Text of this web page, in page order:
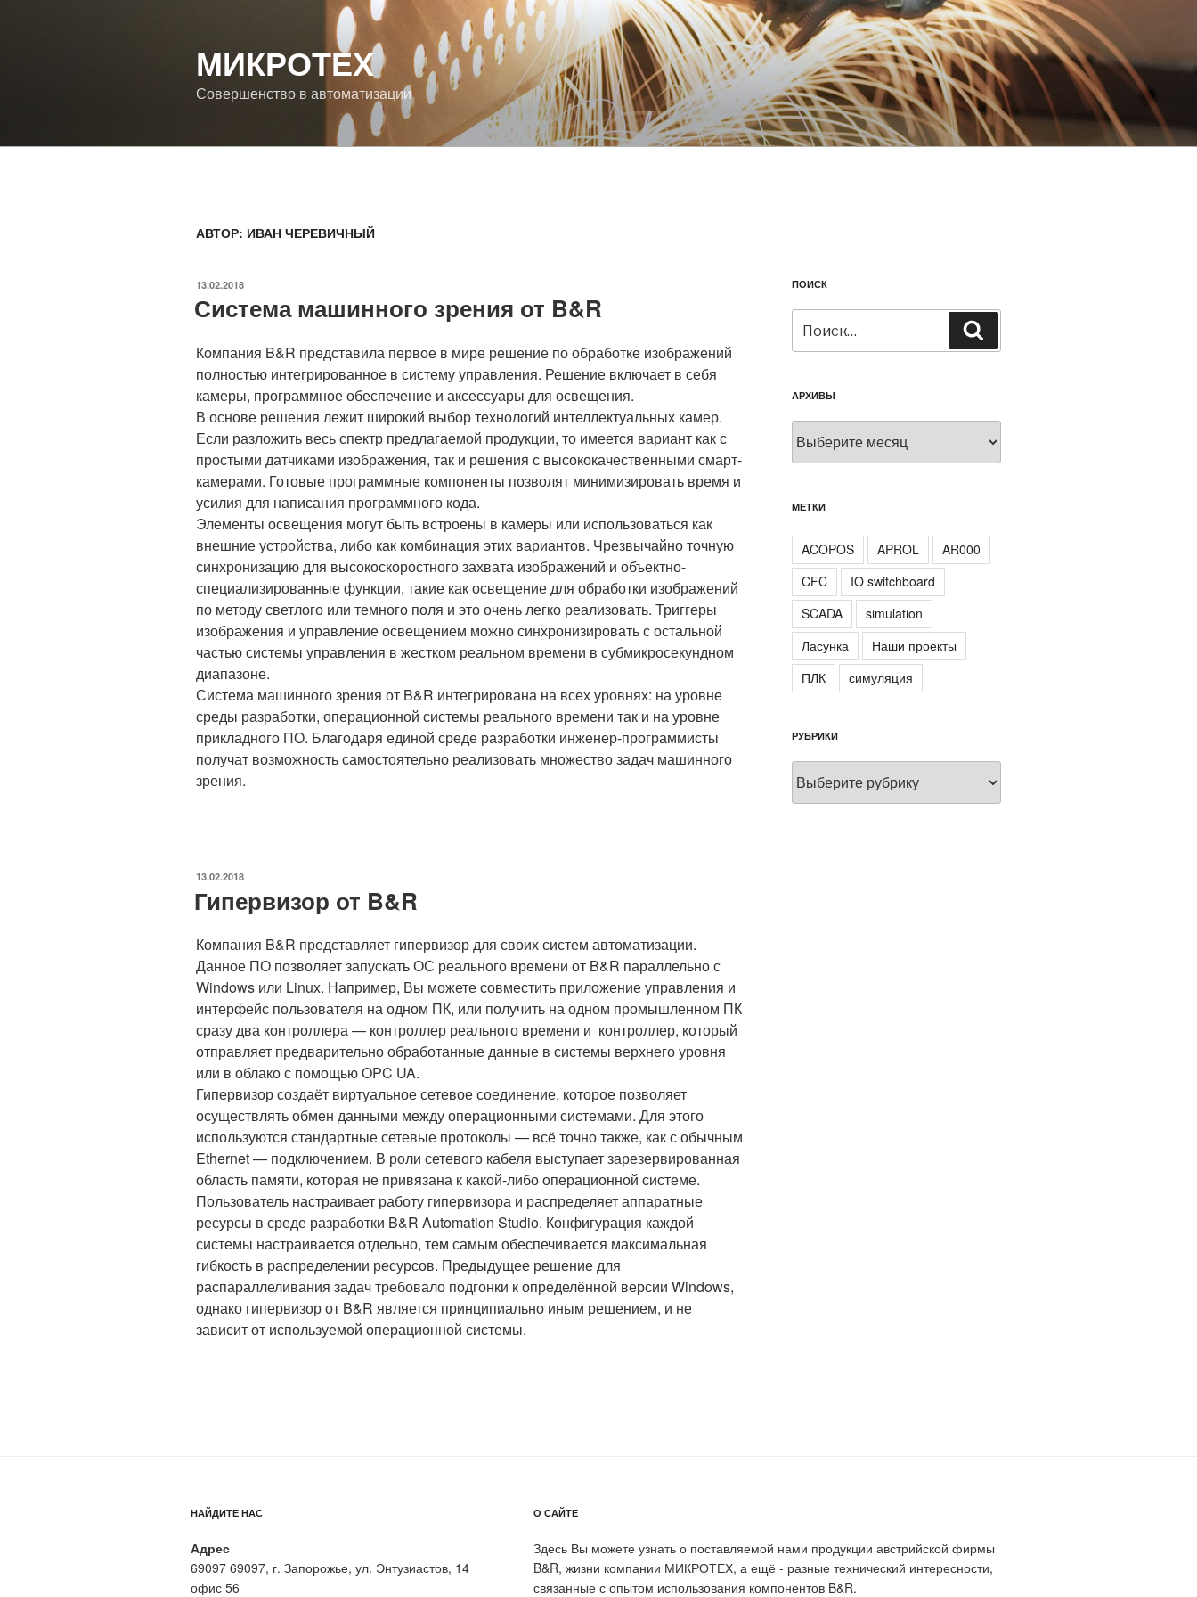
МИКРОТЕХ
Совершенство в автоматизации
АВТОР: ИВАН ЧЕРЕВИЧНЫЙ
ОПУБЛИКОВАНО
13.02.2018
Система машинного зрения от B&R
Компания B&R представила первое в мире решение по обработке изображений
полностью интегрированное в систему управления. Решение включает в себя
камеры, программное обеспечение и аксессуары для освещения.
В основе решения лежит широкий выбор технологий интеллектуальных камер.
Если разложить весь спектр предлагаемой продукции, то имеется вариант как с
простыми датчиками изображения, так и решения с высококачественными смарт-
камерами. Готовые программные компоненты позволят минимизировать время и
усилия для написания программного кода.
Элементы освещения могут быть встроены в камеры или использоваться как
внешние устройства, либо как комбинация этих вариантов. Чрезвычайно точную
синхронизацию для высокоскоростного захвата изображений и объектно-
специализированные функции, такие как освещение для обработки изображений
по методу светлого или темного поля и это очень легко реализовать. Триггеры
изображения и управление освещением можно синхронизировать с остальной
частью системы управления в жестком реальном времени в субмикросекундном
диапазоне.
Система машинного зрения от B&R интегрирована на всех уровнях: на уровне
среды разработки, операционной системы реального времени так и на уровне
прикладного ПО. Благодаря единой среде разработки инженер-программисты
получат возможность самостоятельно реализовать множество задач машинного
зрения.
ОПУБЛИКОВАНО
13.02.2018
Гипервизор от B&R
Компания B&R представляет гипервизор для своих систем автоматизации.
Данное ПО позволяет запускать ОС реального времени от B&R параллельно с
Windows или Linux. Например, Вы можете совместить приложение управления и
интерфейс пользователя на одном ПК, или получить на одном промышленном ПК
сразу два контроллера — контроллер реального времени и контроллер, который
отправляет предварительно обработанные данные в системы верхнего уровня
или в облако с помощью OPC UA.
Гипервизор создаёт виртуальное сетевое соединение, которое позволяет
осуществлять обмен данными между операционными системами. Для этого
используются стандартные сетевые протоколы — всё точно также, как с обычным
Ethernet — подключением. В роли сетевого кабеля выступает зарезервированная
область памяти, которая не привязана к какой-либо операционной системе.
Пользователь настраивает работу гипервизора и распределяет аппаратные
ресурсы в среде разработки B&R Automation Studio. Конфигурация каждой
системы настраивается отдельно, тем самым обеспечивается максимальная
гибкость в распределении ресурсов. Предыдущее решение для
распараллеливания задач требовало подгонки к определённой версии Windows,
однако гипервизор от B&R является принципиально иным решением, и не
зависит от используемой операционной системы.
ПОИСК
АРХИВЫ
МЕТКИ
ACOPOS APROL
AR000
CFC
IO switchboard
SCADA
simulation
Ласунка
Наши проекты
ПЛК
симуляция
РУБРИКИ
НАЙДИТЕ НАС
Адрес
69097 69097, г. Запорожье, ул. Энтузиастов, 14
офис 56
О САЙТЕ
Здесь Вы можете узнать о поставляемой нами продукции австрийской фирмы
B&R, жизни компании МИКРОТЕХ, а ещё - разные технический интересности,
связанные с опытом использования компонентов B&R.